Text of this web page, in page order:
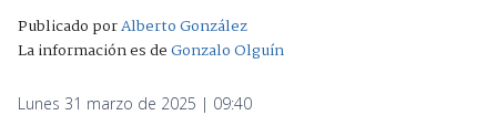
Publicado porAlberto González
La información es deGonzalo Olguín
Lunes 31 marzo de 2025 | 09:40